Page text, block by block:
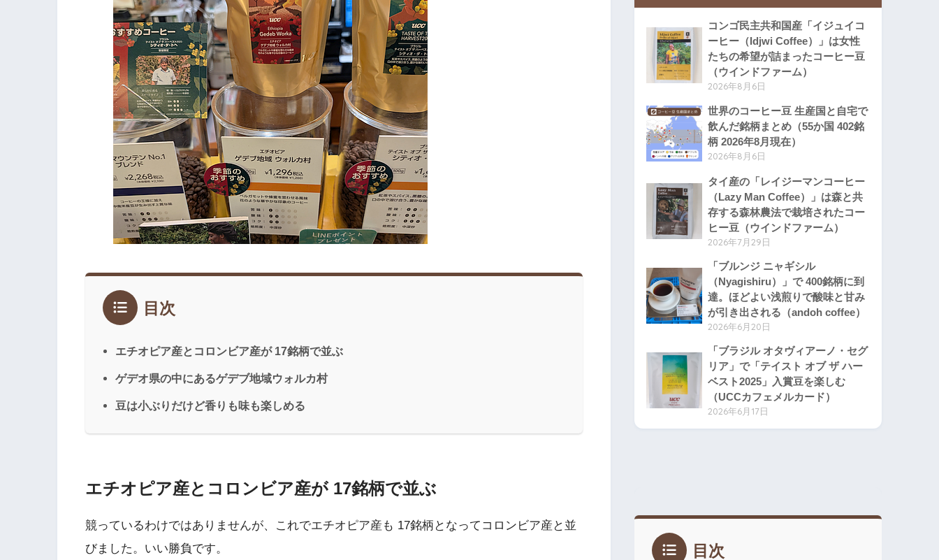
目次
エチオピア産とコロンビア産が 17銘柄で並ぶ
ゲデオ県の中にあるゲデブ地域ウォルカ村
豆は小ぶりだけど香りも味も楽しめる
エチオピア産とコロンビア産が 17銘柄で並ぶ
競っているわけではありませんが、これでエチオピア産も 17銘柄となってコロンビア産と並
びました。いい勝負です。
コンゴ民主共和国産「イジュイコ
ーヒー（Idjwi Coffee）」は女性
たちの希望が詰まったコーヒー豆
（ウインドファーム）
2026年8月6日
世界のコーヒー豆 生産国と自宅で
飲んだ銘柄まとめ（55か国 402銘
柄 2026年8月現在）
2026年8月6日
タイ産の「レイジーマンコーヒー
（Lazy Man Coffee）」は森と共
存する森林農法で栽培されたコー
ヒー豆（ウインドファーム）
2026年7月29日
「ブルンジ ニャギシル
（Nyagishiru）」で 400銘柄に到
達。ほどよい浅煎りで酸味と甘み
が引き出される（andoh coffee）
2026年6月20日
「ブラジル オタヴィアーノ・セグ
リア」で「テイスト オブ ザ ハー
ベスト2025」入賞豆を楽しむ
（UCCカフェメルカード）
2026年6月17日
目次